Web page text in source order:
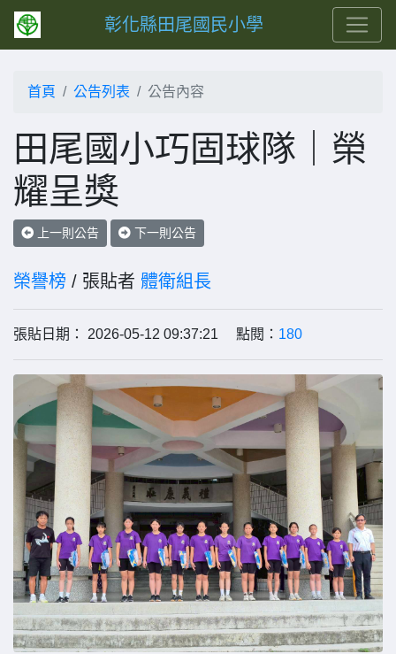
彰化縣田尾國民小學
首頁 公告列表 公告內容
田尾國小巧固球隊｜榮
耀呈獎
上一則公告 下一則公告
榮譽榜 / 張貼者 體衛組長
張貼日期： 2026-05-12 09:37:21 點閱： 180